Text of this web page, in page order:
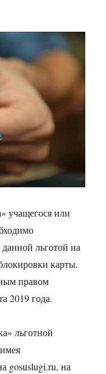
учащегося или
льготой на
карты.
правом
2019 года.
льготной
gosuslugi.ru, на